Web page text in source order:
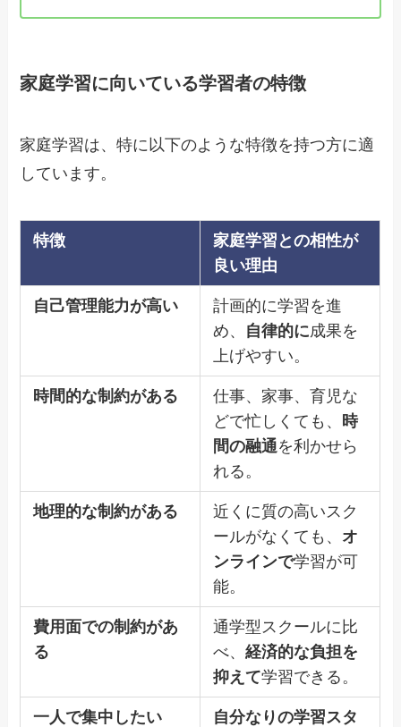
家庭学習に向いている学習者の特徴
家庭学習は、特に以下のような特徴を持つ方に適
しています。
特徴
家庭学習との相性が
良い理由
自己管理能力が高い
計画的に学習を進
め、
自律的に成果を
上げやすい。
時間的な制約がある
仕事、家事、育児な
どで忙しくても、
時
間の融通を利かせら
れる。
地理的な制約がある
近くに質の高いスク
ールがなくても、 オ
ンラインで学習が可
能。
費用面での制約があ
る
通学型スクールに比
べ、 経済的な負担を
抑えて学習できる。
一人で集中したい
自分なりの学習スタ